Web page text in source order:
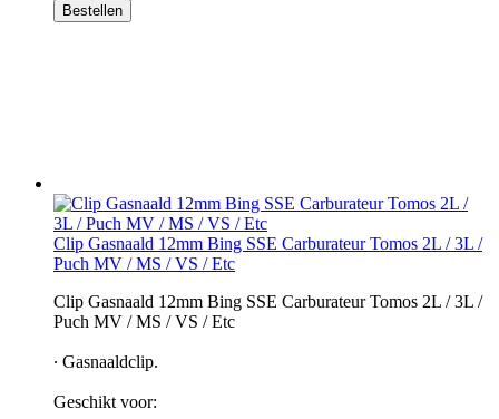
Bestellen
Clip Gasnaald 12mm Bing SSE Carburateur Tomos 2L / 3L /
Puch MV / MS / VS / Etc
Clip Gasnaald 12mm Bing SSE Carburateur Tomos 2L / 3L /
Puch MV / MS / VS / Etc
∙ Gasnaaldclip.
Geschikt voor: